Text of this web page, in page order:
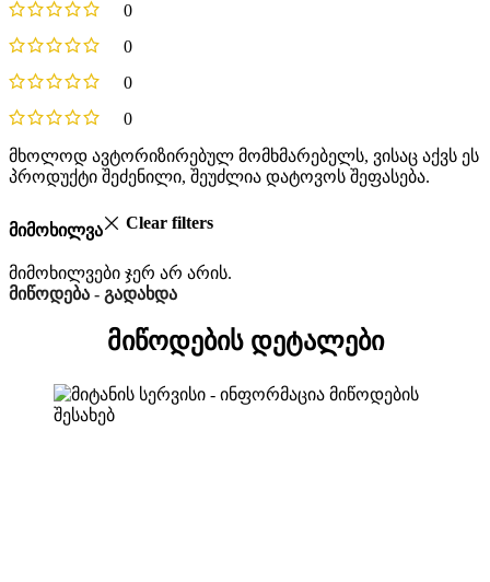
0
0
0
0
მიმოხილვა Clear filters
მიმოხილვები ჯერ არ არის.
მხოლოდ ავტორიზირებულ მომხმარებელს, ვისაც აქვს ეს
პროდუქტი შეძენილი, შეუძლია დატოვოს შეფასება.
მიწოდება - გადახდა
მიწოდების დეტალები